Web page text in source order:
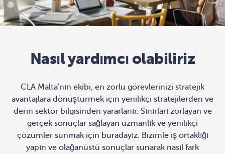
Nasıl yardımcı olabiliriz
CLA Malta'nın ekibi, en zorlu görevlerinizi stratejik
avantajlara dönüştürmek için yenilikçi stratejilerden ve
derin sektör bilgisinden yararlanır. Sınırları zorlayan ve
gerçek sonuçlar sağlayan uzmanlık ve yenilikçi
çözümler sunmak için buradayız. Bizimle iş ortaklığı
yapın ve olağanüstü sonuçlar sunarak nasıl fark